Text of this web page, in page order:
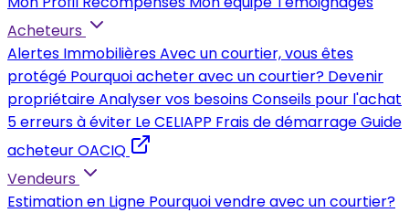
Acheteurs
Alertes ImmobilièresAvec un courtier, vous êtes
protégé Pourquoi acheter avec un courtier? Devenir
propriétaireAnalyser vos besoinsConseils pour l'achat
5 erreurs à éviter Le CELIAPP Frais de démarrageGuide
acheteur OACIQ
Vendeurs
Estimation en Ligne Pourquoi vendre avec un courtier?